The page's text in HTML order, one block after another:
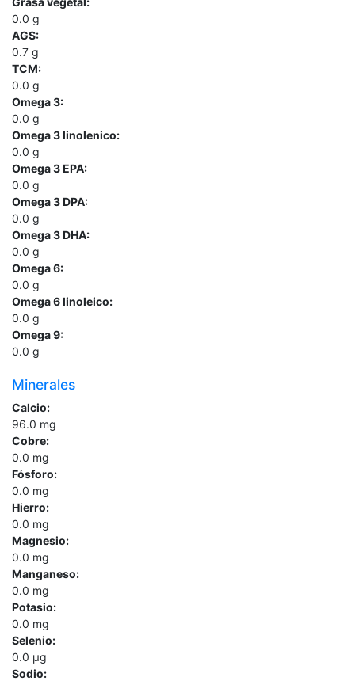
0.0 g
AGS:
0.7 g
TCM:
0.0 g
Omega 3:
0.0 g
Omega 3 linolenico:
0.0 g
Omega 3 EPA:
0.0 g
Omega 3 DPA:
0.0 g
Omega 3 DHA:
0.0 g
Omega 6:
0.0 g
Omega 6 linoleico:
0.0 g
Omega 9:
0.0 g
Minerales
Calcio:
96.0 mg
Cobre:
0.0 mg
Fósforo:
0.0 mg
Hierro:
0.0 mg
Magnesio:
0.0 mg
Manganeso:
0.0 mg
Potasio:
0.0 mg
Selenio:
0.0 µg
Sodio: